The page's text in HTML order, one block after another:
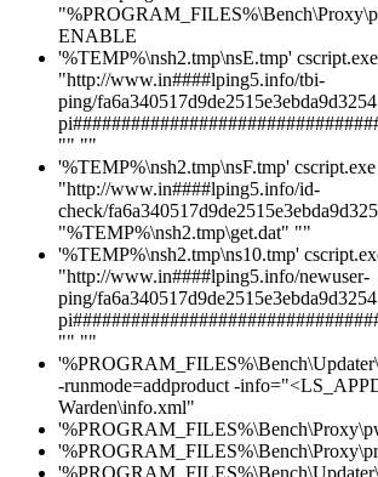
ENABLE
'%TEMP%\nsh2.tmp\nsE.tmp'
"http://www.in####lping5.info/tbi-
ping/
"" ""
'%TEMP%\nsh2.tmp\nsF.tmp'
"http://www.in####lping5.info/id-
check/
"%TEMP%\nsh2.tmp\get.dat" ""
'%TEMP%\nsh2.tmp\ns10.tmp'
"http://www.in####lping5.info/newuser-
ping/
"" ""
-runmode=addproduct -
Warden\info.xml"